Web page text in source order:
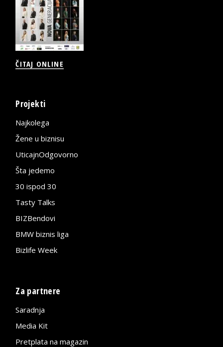
ČITAJ ONLINE
Projekti
Najkolega
Žene u biznisu
UticajnOdgovorno
Šta jedemo
30 ispod 30
Tasty Talks
BIZBendovi
BMW biznis liga
Bizlife Week
Za partnere
Saradnja
Media Kit
Pretplata na magazin